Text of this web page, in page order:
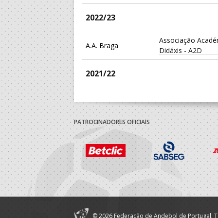
2022/23
A.A. Braga
Associação
Didáxis - A2D
2021/22
A.A. Braga
Didáxis - A2D
2020/21
A.A. Braga
Associação
Didáxis - A2D
2019/20
A.A. Braga
PATROCINADORES OFICIAIS
© 2026 Federação de Andebol de Portugal.